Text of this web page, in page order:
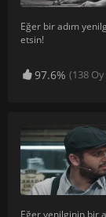
Eğer bir adım
etsin!
97.6% (138